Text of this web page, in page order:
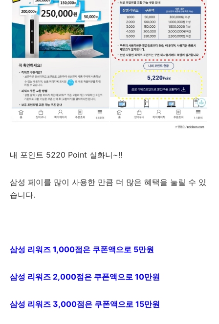
내 포인트 5220 Point 실화니~!!
삼성 페이를 많이 사용한 만큼 더 많은 혜택을 눌릴 수 있
습니다.
삼성 리워즈 1,000점은 쿠폰액으로 5만원
삼성 리워즈 2,000점은 쿠폰액으로 10만원
삼성 리워즈 3,000점은 쿠폰액으로 15만원